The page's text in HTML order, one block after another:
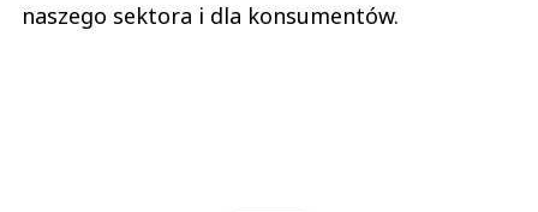
naszego sektora i dla konsumentów.